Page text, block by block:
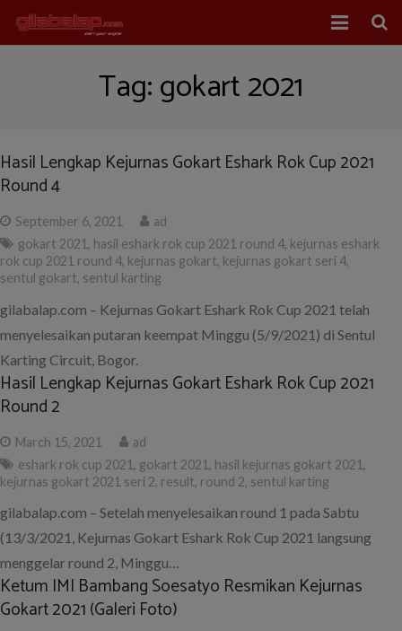
About Us
Tag:gokart 2021
Hasil Lengkap Kejurnas Gokart Eshark Rok Cup 2021
Round 4
September 6, 2021
ad
gokart 2021 , hasil eshark rok cup 2021 round 4, kejurnas eshark
rok cup 2021 round 4, kejurnas gokart, kejurnas gokart seri 4,
sentul gokart, sentul karting
gilabalap.com – Kejurnas Gokart Eshark Rok Cup 2021 telah
menyelesaikan putaran keempat Minggu (5/9/2021) di Sentul
Karting Circuit, Bogor.
Hasil Lengkap Kejurnas Gokart Eshark Rok Cup 2021
Round 2
March 15, 2021
ad
eshark rok cup 2021 , gokart 2021 , hasil kejurnas gokart 2021 ,
kejurnas gokart 2021 seri 2, result, round 2, sentul karting
gilabalap.com – Setelah menyelesaikan round 1 pada Sabtu
(13/3/2021, Kejurnas Gokart Eshark Rok Cup 2021 langsung
menggelar round 2, Minggu…
Ketum IMI Bambang Soesatyo Resmikan Kejurnas
Gokart 2021 (Galeri Foto)